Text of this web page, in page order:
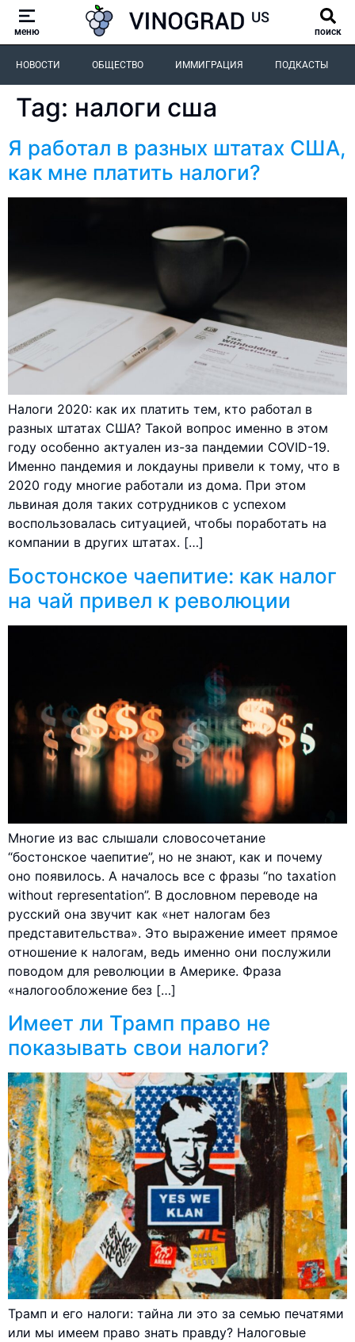
меню поиск
НОВОСТИ ОБЩЕСТВО ИММИГРАЦИЯ ПОДКАСТЫ
Tag: налоги сша
Я работал в разных штатах США,
как мне платить налоги?
Налоги 2020: как их платить тем, кто работал в
разных штатах США? Такой вопрос именно в этом
году особенно актуален из-за пандемии COVID-19.
Именно пандемия и локдауны привели к тому, что в
2020 году многие работали из дома. При этом
львиная доля таких сотрудников с успехом
воспользовалась ситуацией, чтобы поработать на
компании в других штатах. […]
Бостонское чаепитие: как налог
на чай привел к революции
Многие из вас слышали словосочетание
“бостонское чаепитие”, но не знают, как и почему
оно появилось. А началось все с фразы “no taxation
without representation”. В дословном переводе на
русский она звучит как «нет налогам без
представительства». Это выражение имеет прямое
отношение к налогам, ведь именно они послужили
поводом для революции в Америке. Фраза
«налогообложение без […]
Имеет ли Трамп право не
показывать свои налоги?
Трамп и его налоги: тайна ли это за семью печатями
или мы имеем право знать правду? Налоговые